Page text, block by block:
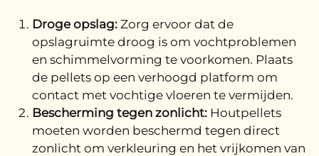
Droge opslag: Zorg ervoor dat de
opslagruimte droog is om vochtproblemen
en schimmelvorming te voorkomen. Plaats
de pellets op een verhoogd platform om
contact met vochtige vloeren te vermijden.
Bescherming tegen zonlicht: Houtpellets
moeten worden beschermd tegen direct
zonlicht om verkleuring en het vrijkomen van